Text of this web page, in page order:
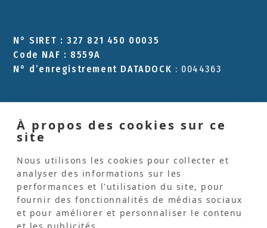
À propos des cookies sur ce
site
Nous utilisons les cookies pour collecter et
analyser des informations sur les
performances et l'utilisation du site, pour
fournir des fonctionnalités de médias sociaux
et pour améliorer et personnaliser le contenu
N° SIRET : 327 821 450 00035
Code NAF : 8559A
N° d’enregistrement DATADOCK : 0044363
Les Pinceaux
Formation qualifiante
Espace animateurs d'atelier d'expression
Espace art-thérapeutes